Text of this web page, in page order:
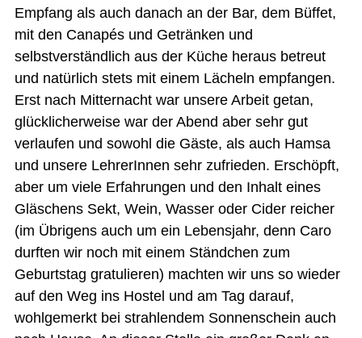
Empfang als auch danach an der Bar, dem Büffet,
mit den Canapés und Getränken und
selbstverständlich aus der Küche heraus betreut
und natürlich stets mit einem Lächeln empfangen.
Erst nach Mitternacht war unsere Arbeit getan,
glücklicherweise war der Abend aber sehr gut
verlaufen und sowohl die Gäste, als auch Hamsa
und unsere LehrerInnen sehr zufrieden. Erschöpft,
aber um viele Erfahrungen und den Inhalt eines
Gläschens Sekt, Wein, Wasser oder Cider reicher
(im Übrigens auch um ein Lebensjahr, denn Caro
durften wir noch mit einem Ständchen zum
Geburtstag gratulieren) machten wir uns so wieder
auf den Weg ins Hostel und am Tag darauf,
wohlgemerkt bei strahlendem Sonnenschein auch